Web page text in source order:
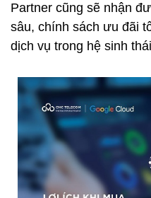
Partner cũng sẽ nhận
sâu, chính sách ưu đãi
dịch vụ trong hệ sinh